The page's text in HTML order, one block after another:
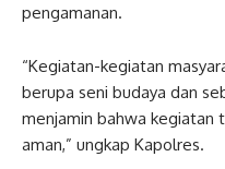
pengamanan.
“Kegiatan-kegiatan
berupa seni budaya dan
menjamin bahwa kegiatan
aman,” ungkap Kapolres.